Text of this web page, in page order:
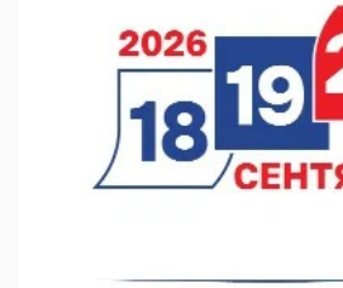
06.08.2026 16:18
В Нижнем Новгороде открыли
Нижегородская»
06.08.2026 16:08